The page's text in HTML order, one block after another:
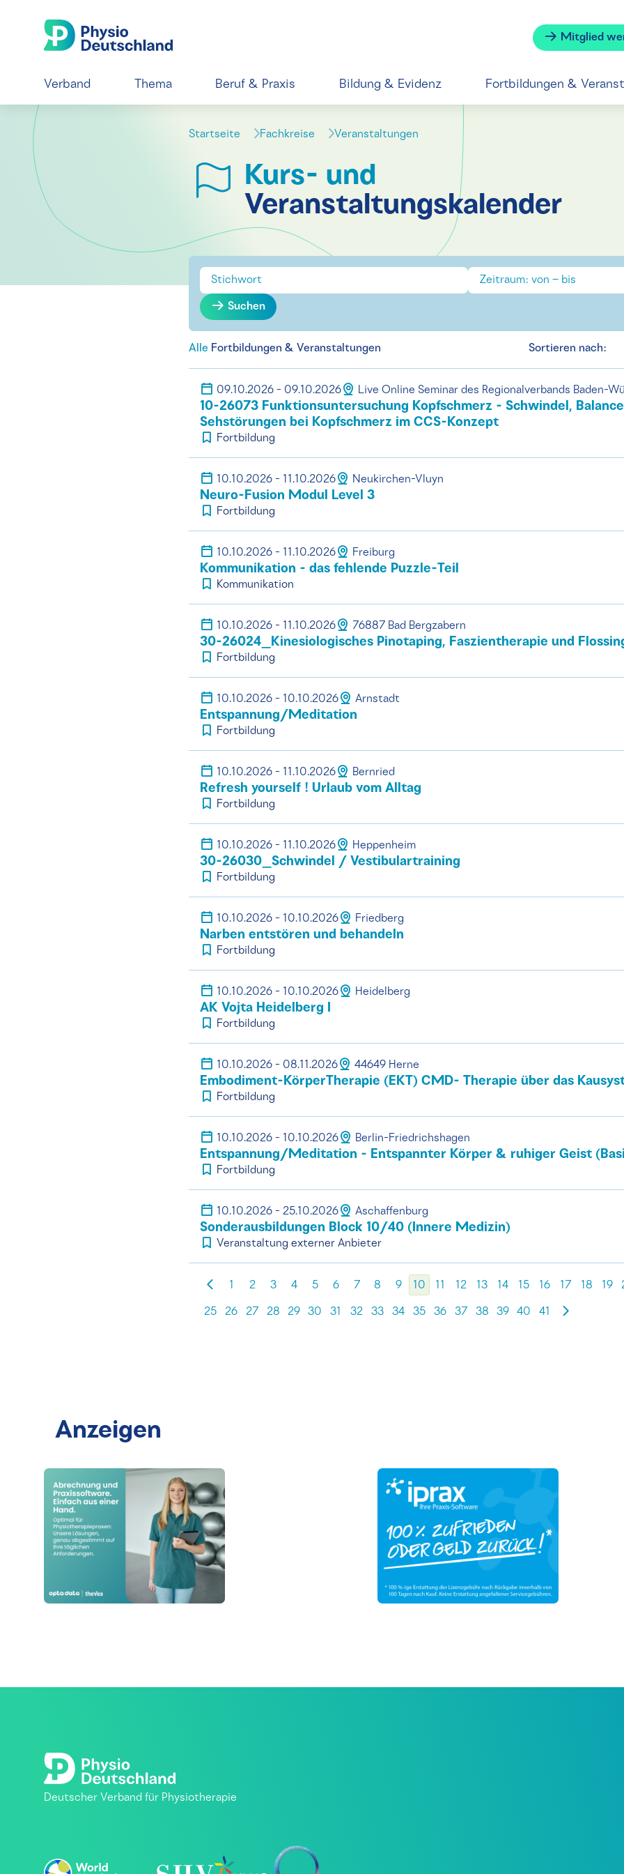
Mitglied
Verband Thema Beruf & Praxis Bildung & Evidenz Fortbildungen &
Startseite Fachkreise Veranstaltungen
Kurs- und
Veranstaltungskalender
Suchen
Alle Fortbildungen & Veranstaltungen Sortieren nach:
09.10.2026 - 09.10.2026 Live Online Seminar des Regionalverbands Baden-
10-26073 Funktionsuntersuchung Kopfschmerz - Schwindel,
Sehstörungen bei Kopfschmerz im CCS-Konzept
Fortbildung
10.10.2026 - 11.10.2026 Neukirchen-Vluyn
Neuro-Fusion Modul Level 3
Fortbildung
10.10.2026 - 11.10.2026 Freiburg
Kommunikation - das fehlende Puzzle-Teil
Kommunikation
10.10.2026 - 11.10.2026 76887 Bad Bergzabern
30-26024_Kinesiologisches Pinotaping, Faszientherapie und
Fortbildung
10.10.2026 - 10.10.2026 Arnstadt
Entspannung/Meditation
Fortbildung
10.10.2026 - 11.10.2026 Bernried
Refresh yourself ! Urlaub vom Alltag
Fortbildung
10.10.2026 - 11.10.2026 Heppenheim
30-26030_Schwindel / Vestibulartraining
Fortbildung
10.10.2026 - 10.10.2026 Friedberg
Narben entstören und behandeln
Fortbildung
10.10.2026 - 10.10.2026 Heidelberg
AK Vojta Heidelberg I
Fortbildung
10.10.2026 - 08.11.2026 44649 Herne
Embodiment-KörperTherapie (EKT) CMD- Therapie über das
Fortbildung
10.10.2026 - 10.10.2026 Berlin-Friedrichshagen
Entspannung/Meditation - Entspannter Körper & ruhiger Geist
Fortbildung
10.10.2026 - 25.10.2026 Aschaffenburg
Sonderausbildungen Block 10/40 (Innere Medizin)
Veranstaltung externer Anbieter
1 2 3 4 5 6 7 8 9 10 11 12 13 14 15 16 17 18 19
25 26 27 28 29 30 31 32 33 34 35 36 37 38 39 40 41
Anzeigen
Deutscher Verband für Physiotherapie